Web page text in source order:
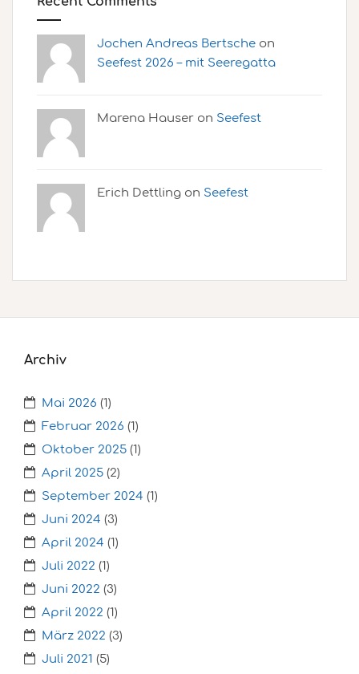
Jochen Andreas Bertsche on
Seefest 2026 – mit Seeregatta
Marena Hauser on Seefest
Erich Dettling on Seefest
Archiv
Mai 2026 (1)
Februar 2026 (1)
Oktober 2025 (1)
April 2025 (2)
September 2024 (1)
Juni 2024 (3)
April 2024 (1)
Juli 2022 (1)
Juni 2022 (3)
April 2022 (1)
März 2022 (3)
Juli 2021 (5)